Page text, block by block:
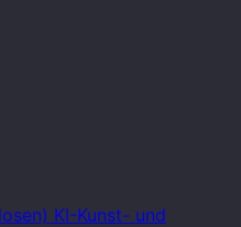
KI-Kunst- und